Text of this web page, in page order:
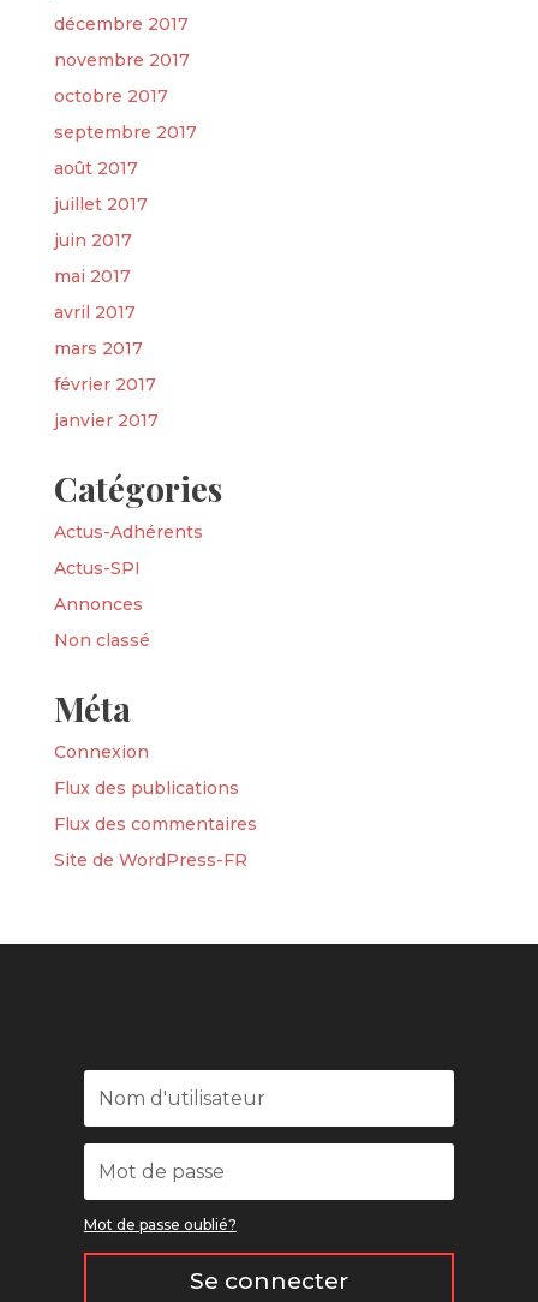
décembre 2017
novembre 2017
octobre 2017
septembre 2017
août 2017
juillet 2017
juin 2017
mai 2017
avril 2017
mars 2017
février 2017
janvier 2017
Catégories
Actus-Adhérents
Actus-SPI
Annonces
Non classé
Méta
Connexion
Flux des publications
Flux des commentaires
Site de WordPress-FR
Mot de passe oublié?
Se connecter